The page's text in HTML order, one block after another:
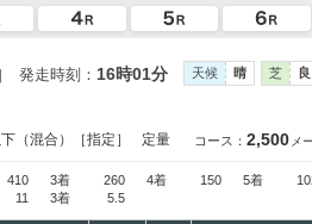
発走時刻： 16時01分 天候 晴 芝 良
（混合）［指定］ 定量 コース： 2,500 メ
410 3着 260 4着 150 5着
11 3着 5.5